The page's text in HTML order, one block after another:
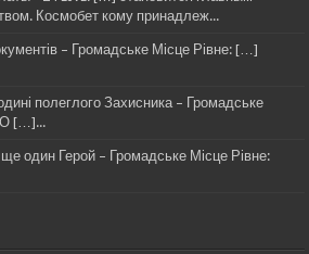
Космобет кому принадлеж...
– Громадське Місце Рівне: […]
полеглого Захисника – Громадське
[…]...
один Герой – Громадське Місце Рівне: